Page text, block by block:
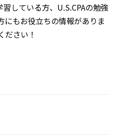
している方、U.S.CPAの勉強
にもお役立ちの情報がありま
ださい！